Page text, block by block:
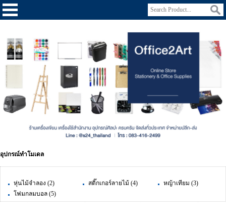
อุปกรณ์ทำโมเดล
หุ่นไม้จำลอง (2) สติ๊กเกอร์ลายไม้ (4) หญ้าเทียม (3)
โฟมกลมบอล (5)